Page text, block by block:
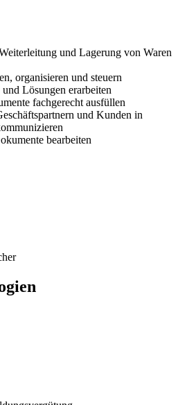
und Lagerung von Waren
organisieren und steuern
Lösungen erarbeiten
fachgerecht ausfüllen
und Kunden in
bearbeiten